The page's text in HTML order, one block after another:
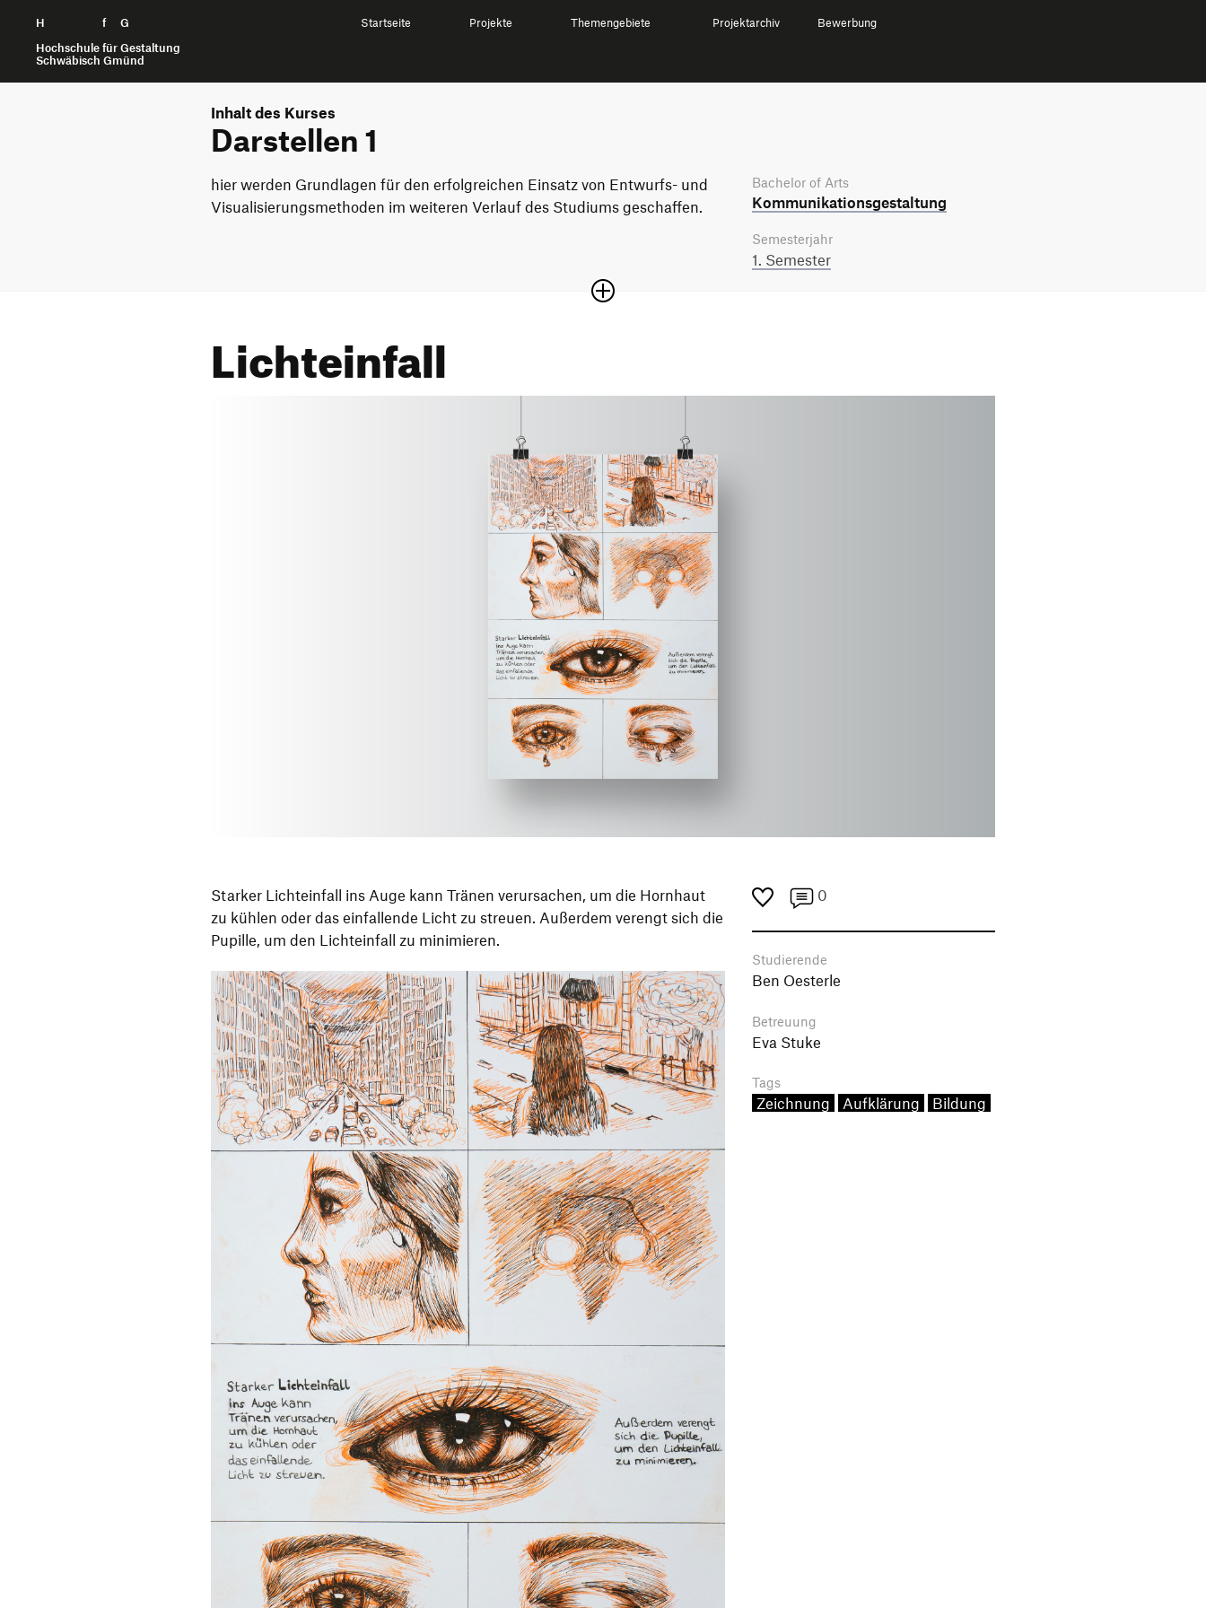
H f
G
Hochschule für Gestaltung
Schwäbisch Gmünd
Zum Seiteninhalt springen Startseite Projekte Themengebiete Projektarchiv Bewerbung
Inhalt des Kurses
Darstellen 1
hier werden Grundlagen für den erfolgreichen Einsatz von Entwurfs- und
Visualisierungsmethoden im weiteren Verlauf des Studiums geschaffen.
Bachelor of Arts
Kommunikations­gestaltung
Semesterjahr
1. Semester
Lichteinfall
Starker Lichteinfall ins Auge kann Tränen verursachen, um die Hornhaut
zu kühlen oder das einfallende Licht zu streuen. Außerdem verengt sich die
Pupille, um den Lichteinfall zu minimieren.
0
Studierende
Ben Oesterle
Betreuung
Eva Stuke
Tags
Zeichnung Aufklärung Bildung